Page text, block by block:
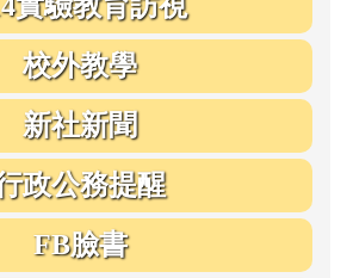
校外教學
新社新聞
政公務提醒
FB臉書